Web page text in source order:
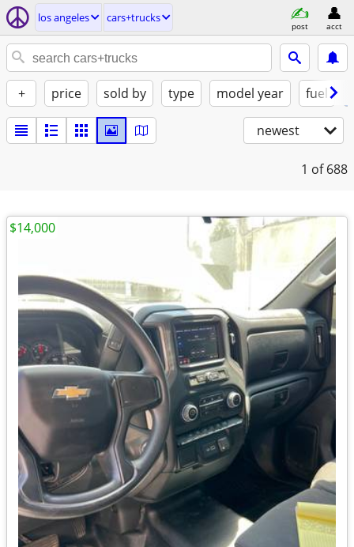
los angeles cars+trucks
post acct
+ price sold by type model year fuel
newest
1 of 688
$14,000